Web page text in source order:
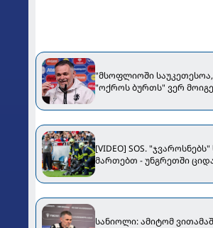
"მსოფლიოში
"ოქროს ბურთს" ვერ
[VIDEO] SOS.
მართებთ - უნგრეთში
სანიოლი: ამიტომ